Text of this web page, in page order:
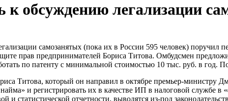
к обсуждению легализации
самозанятых (пока их в России 595 человек)
прав предпринимателей Бориса Титова. Омбудсмен
по патенту с минимальной стоимостью 10 тыс. руб. в год.
Титова, который он направил в октябре премьер-министру
и регистрировать их в качестве ИП в налоговой службе в
статистической отчетности, выводятся из-под